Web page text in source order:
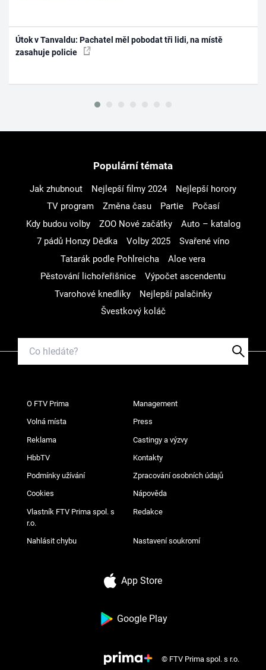
Útok v Tanvaldu: Pachatel měl pobodat tři lidi, na místě
zasahuje policie
Populární témata
Jak zhubnout Nejlepší filmy 2024
Nejlepší horory
TV program
Změna času Partie
Počasí
Kdy budou volby
ZOO Nové začátky
Auto – katalog
7 pádů Honzy Dědka
Volby 2025
Svařené víno
Tatarák podle Pohlreicha
Aloe vera
Pěstování lichořeřišnice
Výpočet ascendentu
Tvarohové knedlíky
Nejlepší palačinky
Švestkový koláč
O FTV Prima Management
Volná místa Press
Reklama Castingy a výzvy
HbbTV Kontakty
Podmínky užívání Zpracování osobních údajů
Cookies Nápověda
Vlastník FTV Prima spol. s
r.o.
Redakce
Nahlásit chybu Nastavení soukromí
App Store
Google Play
© FTV Prima spol. s r.o.